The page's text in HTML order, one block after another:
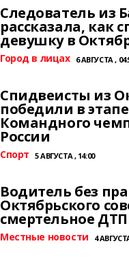
Следователь из
рассказала, как
девушку в
Город в лицах 6 АВГУСТА ,
Спидвеисты из
победили в этапе
Командного
России
Спорт 5 АВГУСТА , 14:00
Водитель без
Октябрьского
смертельное
Местные новости 4